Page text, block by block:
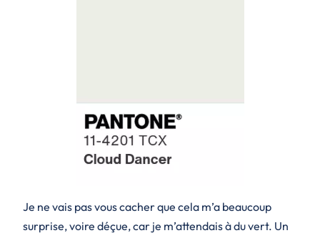
Je ne vais pas vous cacher que cela m’a beaucoup
surprise, voire déçue, car je m’attendais à du vert. Un